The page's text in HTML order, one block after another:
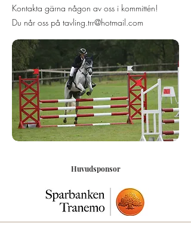
Kontakta gärna någon av oss i kommittén!
Du når oss på tavling.trr@hotmail.com
Huvudsponsor